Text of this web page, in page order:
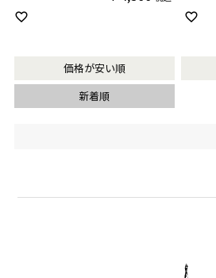
価格が安い順
新着順